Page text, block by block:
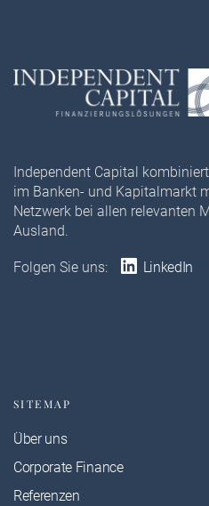
Independent Capital
im Banken- und Kapitalmarkt
Netzwerk bei allen relevanten
Ausland.
Folgen Sie uns: LinkedIn
SITEMAP
Über uns
Corporate Finance
Referenzen